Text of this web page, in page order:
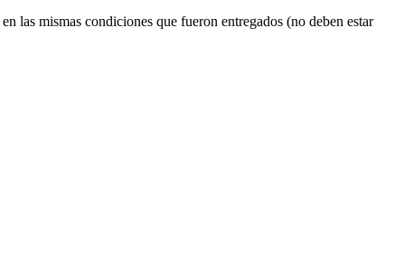
las mismas condiciones que fueron entregados (no deben estar